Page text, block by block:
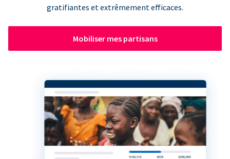
gratifiantes et extrêmement efficaces.
Mobiliser mes partisans